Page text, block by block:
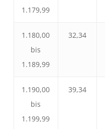
1.179,99
1.180,00
bis
1.189,99
32,34
1.190,00
bis
1.199,99
39,34